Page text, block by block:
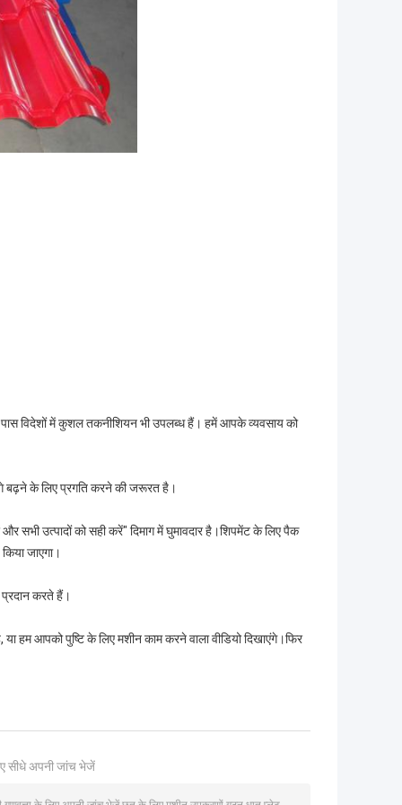
विदेशों में कुशल तकनीशियन भी उपलब्ध हैं। हमें आपके व्यवसाय को
बढ़ने के लिए प्रगति करने की जरूरत है।
सभी उत्पादों को सही करें" दिमाग में घुमावदार है।शिपमेंट के लिए पैक
जाएगा।
प्रदान करते हैं।
आपको पुष्टि के लिए मशीन काम करने वाला वीडियो दिखाएंगे।फिर
सीधे अपनी जांच भेजें